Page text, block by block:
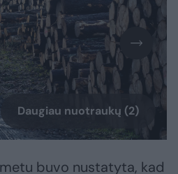
Daugiau nuotraukų (2)
buvo nustatyta, kad